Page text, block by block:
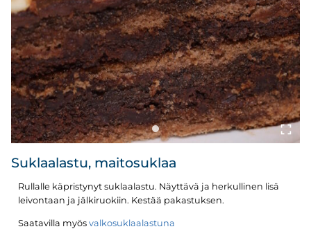
Suklaalastu, maitosuklaa
Rullalle käpristynyt suklaalastu. Näyttävä ja herkullinen lisä
leivontaan ja jälkiruokiin. Kestää pakastuksen.
Saatavilla myös valkosuklaalastuna